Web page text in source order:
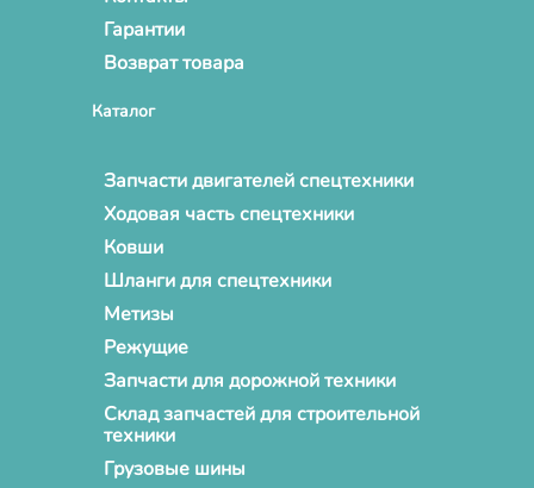
Гарантии
Возврат товара
Каталог
Запчасти двигателей спецтехники
Ходовая часть спецтехники
Ковши
Шланги для спецтехники
Метизы
Режущие
Запчасти для дорожной техники
Склад запчастей для строительной
техники
Грузовые шины